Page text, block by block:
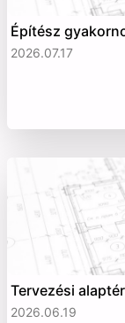
Építész
2026.07.17
Tervezési
2026.06.19